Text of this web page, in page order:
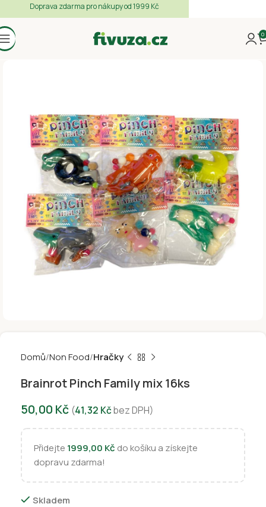
0
Domů Non Food Hračky
Brainrot Pinch Family mix 16ks
50,00 Kč (41,32 Kčbez DPH)
Přidejte 1999,00 Kč do košíku a získejte
dopravu zdarma!
Skladem
Doprava zdarma pro nákupy od 1999 Kč